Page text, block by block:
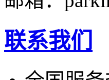
联系我们